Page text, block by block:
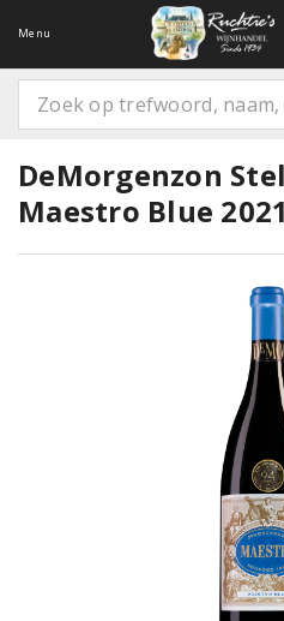
Menu
DeMorgenzon
Maestro Blue 2021